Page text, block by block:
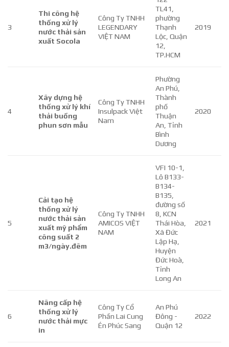
3
Thi công hệ
thống xử lý
nước thải sản
xuất Socola
Công Ty TNHH
LEGENDARY
VIỆT NAM
TL41,
phường
Thạnh
Lộc, Quận
12,
TP.HCM
2019
4
Xây dựng hệ
thống xử lý khí
thải buồng
phun sơn mẫu
Công Ty TNHH
Insulpack Việt
Nam
Phường
An Phú,
Thành
phố
Thuận
An, Tỉnh
Bình
Dương
2020
5
Cải tạo hệ
thống xử lý
nước thải sản
xuất mỹ phẩm
công suất 2
m3/ngày.đêm
Công Ty TNHH
AMICOS VIỆT
NAM
VFI 10-1,
Lô B133-
B134-
B135,
đường số
8, KCN
Thái Hòa,
Xã Đức
Lập Hạ,
Huyện
Đức Hoà,
Tỉnh
Long An
2021
6
Nâng cấp hệ
thống xử lý
nước thải mực
in
Công Ty Cổ
Phần Lai Cung
Én Phúc Sang
An Phú
Đông -
Quận 12
2022